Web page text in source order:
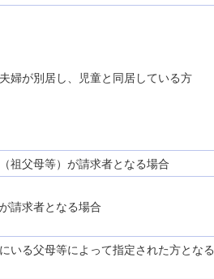
婦が別居し、児童と同居している方
祖父母等）が請求者となる場合
請求者となる場合
いる父母等によって指定された方となる